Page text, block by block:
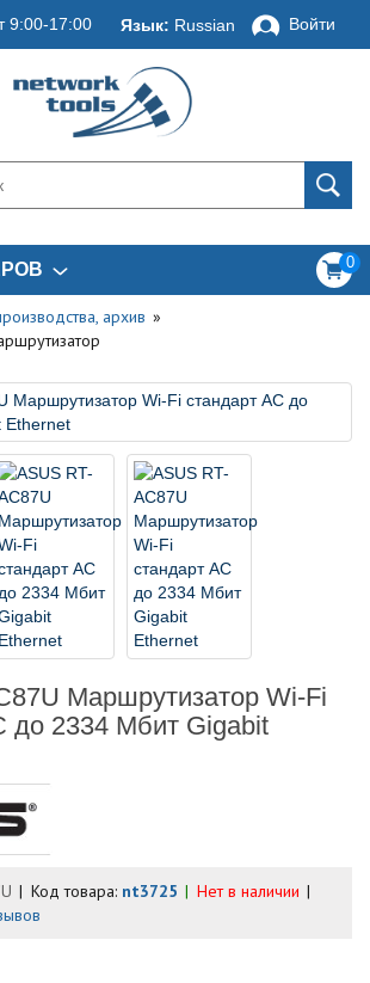
9:00-17:00 Язык: Russian Войти
0
архив
Маршрутизатор Wi-Fi
до 2334 Мбит Gigabit
Код товара: nt3725
Нет в наличии